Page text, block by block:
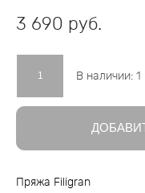
3 690 pуб.
В наличии: 1
Пряжа Filigran